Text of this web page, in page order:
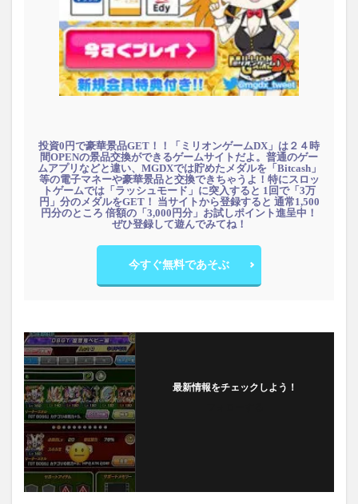
投資0円で豪華景品GET！！「ミリオンゲームDX」は２４時
間OPENの景品交換ができるゲームサイトだよ。普通のゲー
ムアプリなどと違い、MGDXでは貯めたメダルを「Bitcash」
等の電子マネーや豪華景品と交換できちゃうよ！特にスロッ
トゲームでは「ラッシュモード」に突入すると 1回で「3万
円」分のメダルをGET！ 当サイトから登録すると 通常1,500
円分のところ 倍額の「3,000円分」お試しポイント進呈中！
ぜひ登録して遊んでみてね！
今すぐ無料であそぶ
最新情報をチェックしよう！